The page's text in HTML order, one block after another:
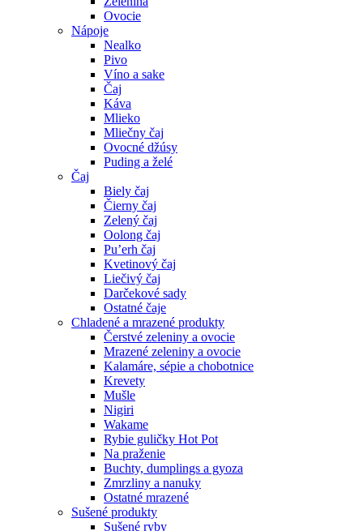
Ovocie
Nápoje
Nealko
Pivo
Víno a sake
Čaj
Káva
Mlieko
Mliečny čaj
Ovocné džúsy
Puding a želé
Čaj
Biely čaj
Čierny čaj
Zelený čaj
Oolong čaj
Pu’erh čaj
Kvetinový čaj
Liečivý čaj
Darčekové sady
Ostatné čaje
Chladené a mrazené produkty
Čerstvé zeleniny a ovocie
Mrazené zeleniny a ovocie
Kalamáre, sépie a chobotnice
Krevety
Mušle
Nigiri
Wakame
Rybie guličky Hot Pot
Na praženie
Buchty, dumplings a gyoza
Zmrzliny a nanuky
Ostatné mrazené
Sušené produkty
Sušené ryby